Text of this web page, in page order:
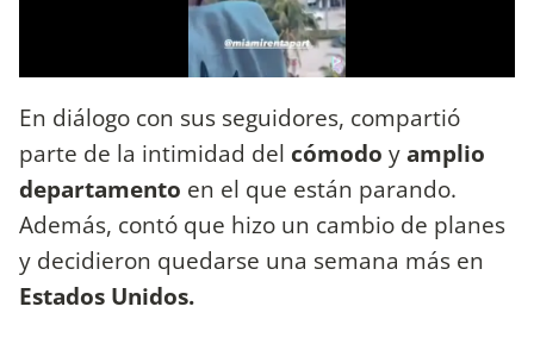
En diálogo con sus seguidores, compartió
parte de la intimidad del cómodo yamplio
departamento en el que están parando.
Además, contó que hizo un cambio de planes
y decidieron quedarse una semana más en
Estados Unidos.